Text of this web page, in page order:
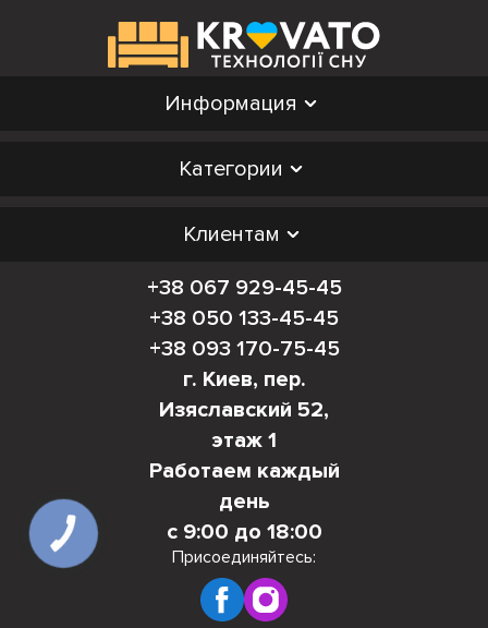
Информация
Категории
Клиентам
+38 067 929-45-45
+38 050 133-45-45
+38 093 170-75-45
г. Киев, пер.
Изяславский 52,
этаж 1
Работаем каждый
день
с 9:00 до 18:00
Присоединяйтесь:
КНОПКА
СВЯЗИ